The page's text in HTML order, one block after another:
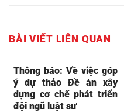
BÀI VIẾT LIÊN QUAN
Thông báo: Về việc góp
ý dự thảo Đề án xây
dựng cơ chế phát triển
đội ngũ luật sư